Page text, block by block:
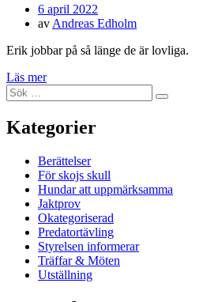
Publicerad
den
6 april 2022
av Andreas Edholm
Erik jobbar på så länge de är lovliga.
Läs mer
Sök
efter:
Sök
Kategorier
Berättelser
För skojs skull
Hundar att uppmärksamma
Jaktprov
Okategoriserad
Predatortävling
Styrelsen informerar
Träffar & Möten
Utställning